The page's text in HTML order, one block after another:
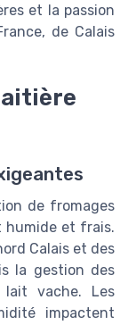
et la passion
de Calais
de fromages
humide et frais.
Calais et des
la gestion des
vache. Les
impactent